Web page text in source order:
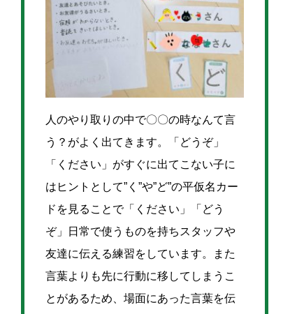
人のやり取りの中で〇〇の時なんて言
う？がよく出てきます。「どうぞ」
「ください」がすぐに出てこない子に
はヒントとして”く”や”ど”の平仮名カー
ドを見ることで「ください」「どう
ぞ」日常で使うものを持ちスタッフや
友達に伝える練習をしています。また
言葉よりも先に行動に移してしまうこ
とがあるため、場面にあった言葉を伝